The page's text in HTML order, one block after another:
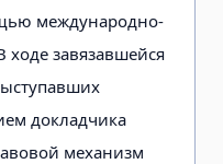
международно-
ходе завязавшейся
докладчика
механизм